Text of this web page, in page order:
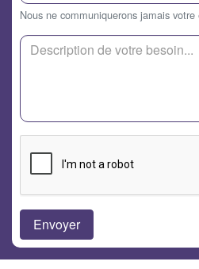
Nous ne communiquerons jamais